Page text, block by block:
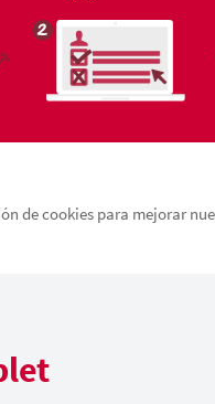
de cookies para mejorar